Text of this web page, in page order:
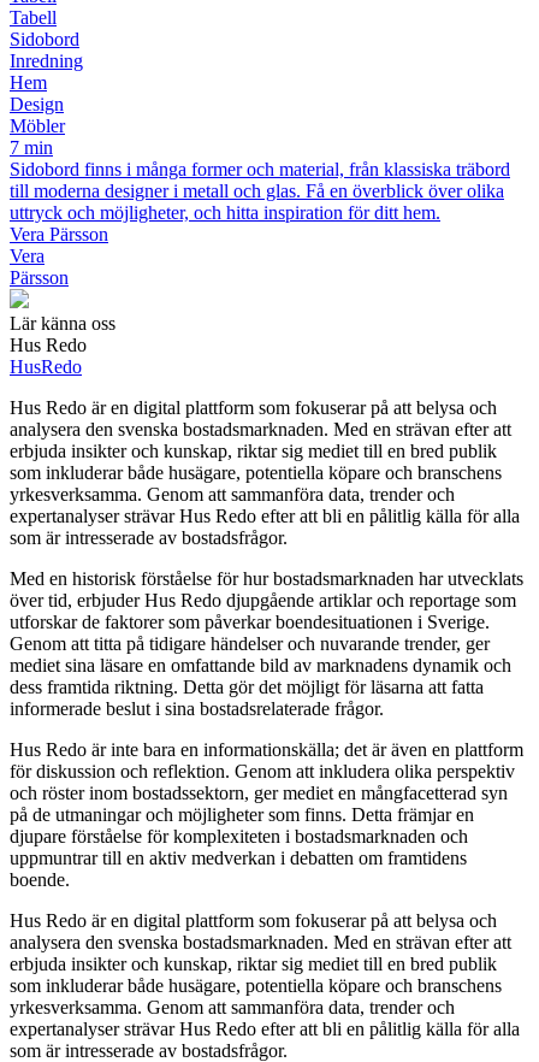
Tabell
Sidobord
Inredning
Hem
Design
Möbler
7 min
Sidobord finns i många former och material, från klassiska träbord
till moderna designer i metall och glas. Få en överblick över olika
uttryck och möjligheter, och hitta inspiration för ditt hem.
Vera Pärsson
Vera
Pärsson
Lär känna oss
Hus Redo
HusRedo
Hus Redo är en digital plattform som fokuserar på att belysa och
analysera den svenska bostadsmarknaden. Med en strävan efter att
erbjuda insikter och kunskap, riktar sig mediet till en bred publik
som inkluderar både husägare, potentiella köpare och branschens
yrkesverksamma. Genom att sammanföra data, trender och
expertanalyser strävar Hus Redo efter att bli en pålitlig källa för alla
som är intresserade av bostadsfrågor.
Med en historisk förståelse för hur bostadsmarknaden har utvecklats
över tid, erbjuder Hus Redo djupgående artiklar och reportage som
utforskar de faktorer som påverkar boendesituationen i Sverige.
Genom att titta på tidigare händelser och nuvarande trender, ger
mediet sina läsare en omfattande bild av marknadens dynamik och
dess framtida riktning. Detta gör det möjligt för läsarna att fatta
informerade beslut i sina bostadsrelaterade frågor.
Hus Redo är inte bara en informationskälla; det är även en plattform
för diskussion och reflektion. Genom att inkludera olika perspektiv
och röster inom bostadssektorn, ger mediet en mångfacetterad syn
på de utmaningar och möjligheter som finns. Detta främjar en
djupare förståelse för komplexiteten i bostadsmarknaden och
uppmuntrar till en aktiv medverkan i debatten om framtidens
boende.
Hus Redo är en digital plattform som fokuserar på att belysa och
analysera den svenska bostadsmarknaden. Med en strävan efter att
erbjuda insikter och kunskap, riktar sig mediet till en bred publik
som inkluderar både husägare, potentiella köpare och branschens
yrkesverksamma. Genom att sammanföra data, trender och
expertanalyser strävar Hus Redo efter att bli en pålitlig källa för alla
som är intresserade av bostadsfrågor.